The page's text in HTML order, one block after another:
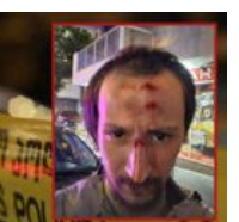
ს 2026 წლის